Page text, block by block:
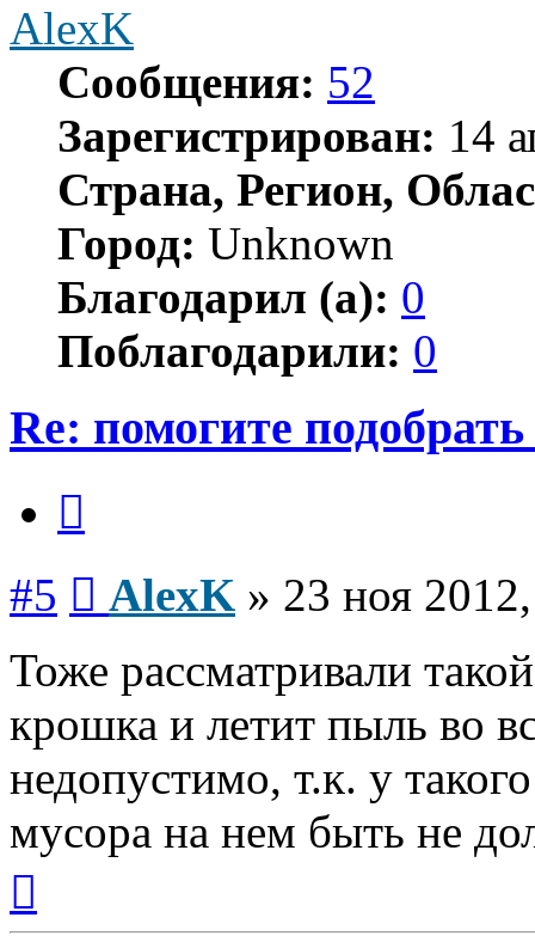
AlexK
Сообщения: 52
Зарегистрирован: 14
Страна, Регион,
Город: Unknown
Благодарил (а): 0
Поблагодарили: 0
Re: помогите
#5 AlexK » 23 ноя
Тоже рассматривали
крошка и летит пыль во
недопустимо, т.к. у
мусора на нем быть не
началу